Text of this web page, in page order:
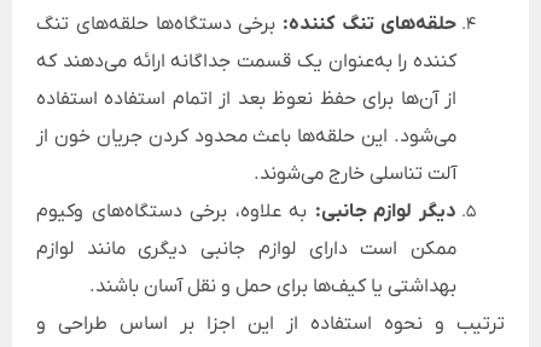
حلقه‌های تنگ کننده: برخی دستگاه‌ها حلقه‌های تنگ
کننده را به‌عنوان یک قسمت جداگانه ارائه می‌دهند که
از آن‌ها برای حفظ نعوظ بعد از اتمام استفاده استفاده
می‌شود. این حلقه‌ها باعث محدود کردن جریان خون از
آلت تناسلی خارج می‌شوند.
دیگر لوازم جانبی: به علاوه، برخی دستگاه‌های وکیوم
ممکن است دارای لوازم جانبی دیگری مانند لوازم
بهداشتی یا کیف‌ها برای حمل و نقل آسان باشند.
ترتیب و نحوه استفاده از این اجزا بر اساس طراحی و